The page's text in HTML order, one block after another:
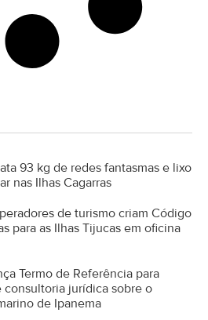
93 kg de redes fantasmas e lixo
nas Ilhas Cagarras
de turismo criam Código
para as Ilhas Tijucas em oficina
Termo de Referência para
consultoria jurídica sobre o
de Ipanema